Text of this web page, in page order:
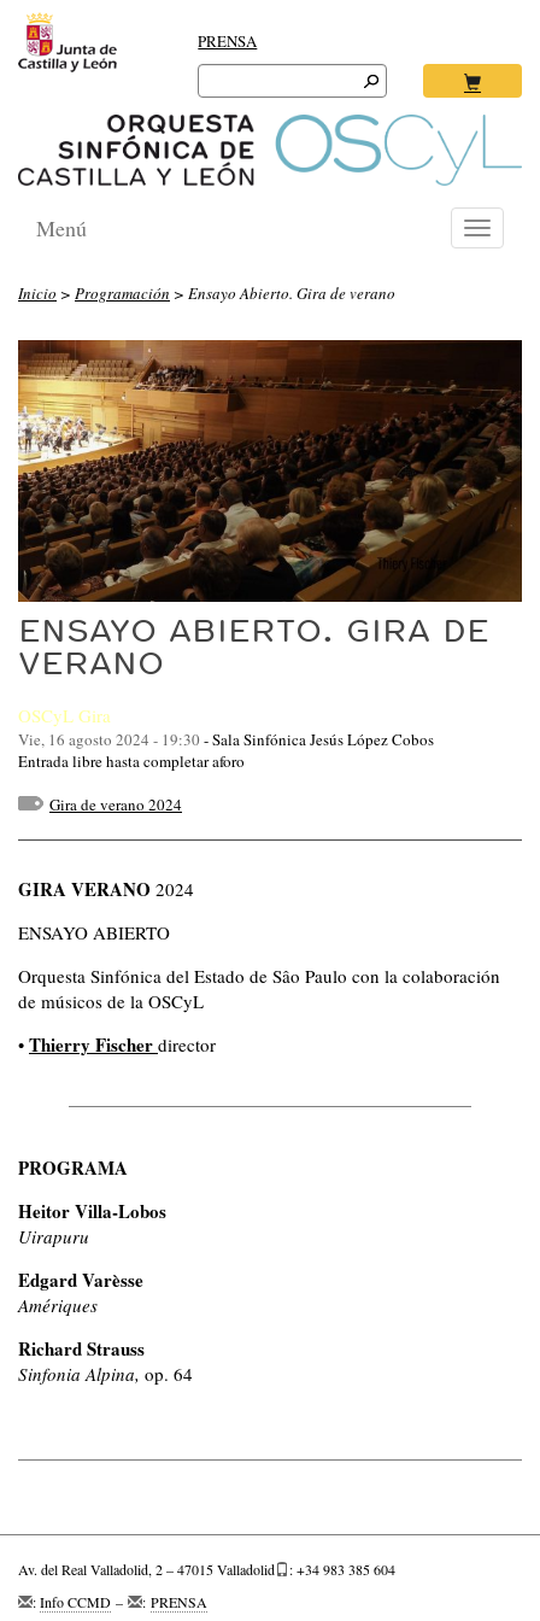
PRENSA
Search
for:
Toggle
Menú
Inicio > Programación > Ensayo Abierto. Gira de verano
ENSAYO ABIERTO. GIRA DE
VERANO
OSCyL Gira
Vie, 16 agosto 2024 - 19:30-Sala Sinfónica Jesús López Cobos
Entrada libre hasta completar aforo
Gira de verano 2024
GIRA VERANO 2024
ENSAYO ABIERTO
Orquesta Sinfónica del Estado de Sâo Paulo con la colaboración
de músicos de la OSCyL
• Thierry Fischer director
PROGRAMA
Heitor Villa-Lobos
Uirapuru
Edgard Varèsse
Amériques
Richard Strauss
Sinfonia Alpina, op. 64
Av. del Real Valladolid, 2 – 47015 Valladolid
: +34 983 385 604
:Info CCMD – : PRENSA